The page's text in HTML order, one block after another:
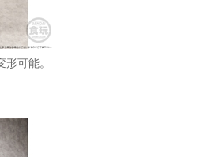
可能。